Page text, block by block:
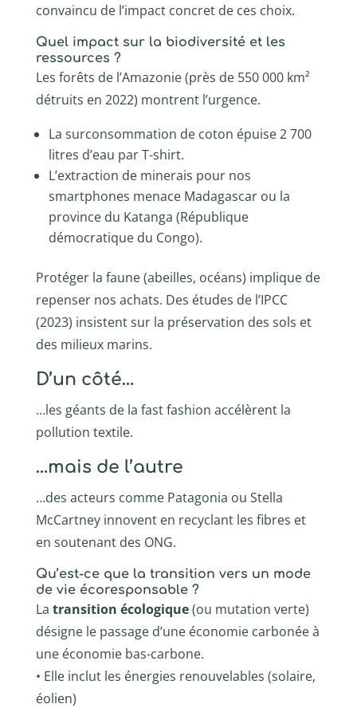
convaincu de l’impact concret de ces choix.
Quel impact sur la biodiversité et les
ressources ?
Les forêts de l’Amazonie (près de 550 000 km²
détruits en 2022) montrent l’urgence.
La surconsommation de coton épuise 2 700
litres d’eau par T-shirt.
L’extraction de minerais pour nos
smartphones menace Madagascar ou la
province du Katanga (République
démocratique du Congo).
Protéger la faune (abeilles, océans) implique de
repenser nos achats. Des études de l’IPCC
(2023) insistent sur la préservation des sols et
des milieux marins.
D’un côté…
…les géants de la fast fashion accélèrent la
pollution textile.
…mais de l’autre
…des acteurs comme Patagonia ou Stella
McCartney innovent en recyclant les fibres et
en soutenant des ONG.
Qu’est-ce que la transition vers un mode
de vie écoresponsable ?
La transition écologique(ou mutation verte)
désigne le passage d’une économie carbonée à
une économie bas-carbone.
• Elle inclut les énergies renouvelables (solaire,
éolien)